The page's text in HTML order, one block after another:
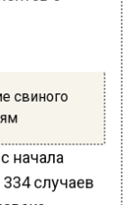
свиного
начала
случаев